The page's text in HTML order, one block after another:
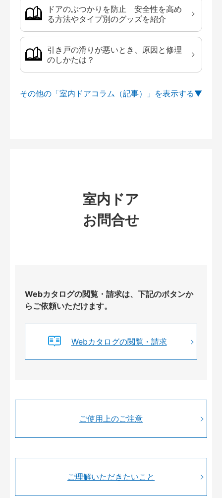
ドアのぶつかりを防止 安全性を高め
る方法やタイプ別のグッズを紹介
引き戸の滑りが悪いとき、原因と修理
のしかたは？
その他の「室内ドアコラム（記事）」を
室内ドア
お問合せ
Webカタログの閲覧・請求は、下記のボタンか
らご依頼いただけます。
Webカタログの閲覧・請求
ご使用上のご注意
ご理解いただきたいこと